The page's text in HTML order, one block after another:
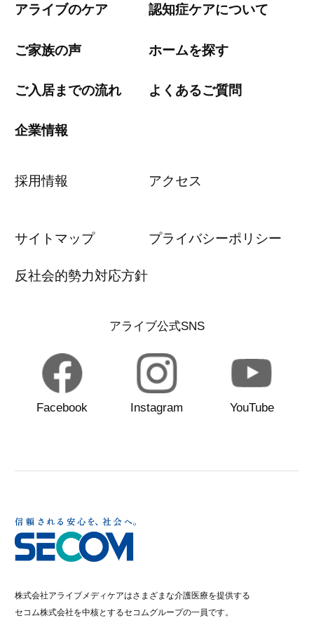
アライブのケア 認知症ケアについて
ご家族の声 ホームを探す
ご入居までの流れ よくあるご質問
企業情報
採用情報 アクセス
サイトマップ プライバシーポリシー
反社会的勢力対応方針
アライブ公式SNS
Facebook Instagram YouTube
株式会社アライブメディケアはさまざまな介護医療を提供する
セコム株式会社を中核とするセコムグループの一員です。